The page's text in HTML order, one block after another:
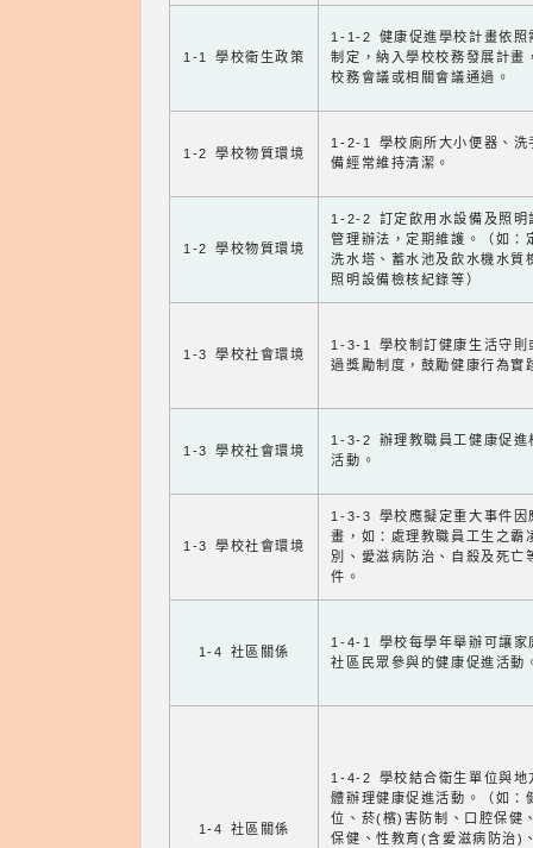
1-1 學校衛生政策
1-1-2 健康促進學校計畫依照
制定，納入學校校務發展計畫
校務會議或相關會議通過。
1-2 學校物質環境
1-2-1 學校廁所大小便器、洗
備經常維持清潔。
1-2 學校物質環境
1-2-2 訂定飲用水設備及照明
管理辦法，定期維護。（如：
洗水塔、蓄水池及飲水機水質
照明設備檢核紀錄等）
1-3 學校社會環境
1-3-1 學校制訂健康生活守則
過獎勵制度，鼓勵健康行為實
1-3 學校社會環境
1-3-2 辦理教職員工健康促進
活動。
1-3 學校社會環境
1-3-3 學校應擬定重大事件因
畫，如：處理教職員工生之霸
別、愛滋病防治、自殺及死亡
件。
1-4 社區關係
1-4-1 學校每學年舉辦可讓家
社區民眾參與的健康促進活動
1-4 社區關係
1-4-2 學校結合衛生單位與地
體辦理健康促進活動。（如：
位、菸(檳)害防制、口腔保健
保健、性教育(含愛滋病防治)